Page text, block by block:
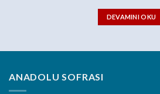
DEVAMINI OKU
ANADOLU SOFRASI